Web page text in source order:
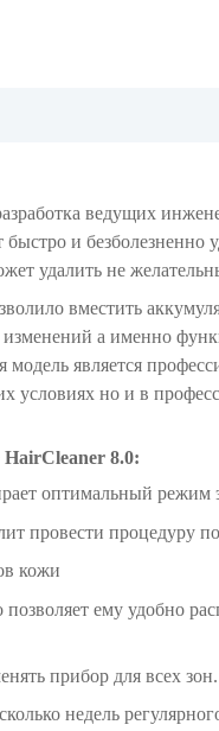
ведущих
и безболезненно
удалить не
вместить
а именно
является
условиях но и в
8.0:
оптимальный режим
провести процедуру
кожи
ему удобно
прибор для всех
недель